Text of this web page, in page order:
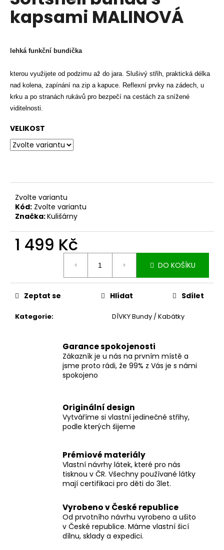
0,0
kapsami MALINOVÁ
lehká funkční bundička
kterou využijete od podzimu až do jara. Slušivý střih, praktická délka
nad kolena, zapínání na zip a kapuce. Reflexní prvky na zádech, u
krku a po stranách rukávů pro bezpečí na cestách za snížené
viditelnosti.
VELIKOST
Zvolte variantu
Kód: Zvolte variantu
Značka:Kulišárny
1 499 Kč
DO KOŠÍKU
Kategorie: DÍVKY Bundy / Kabátky
Zeptat se Hlídat Sdílet
Garance spokojenosti
Zákazník je u nás na prvním místě a
jsme proto rádi, že 99% z Vás je s námi
spokojeno
Originální design
Vytváříme si vlastní jedinečné střihy,
podle kterých šijeme
Prémiové materiály
Vlastní návrhy látek, které pro nás
tisknou v ČR. Všechny používané látky
mají certifikaci pro děti do 3let.
Vyrobeno v České republice
Od prvotního návrhu vyrobeno a ušito
v České republice. Máme vlastní šicí
dílnu, sklady a expedici.
a
j
t
p
o
u
u
e
ŠATY